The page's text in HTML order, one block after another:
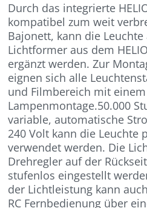
Durch das integrierte
kompatibel zum weit
Bajonett, kann die
Lichtformer aus dem
ergänzt werden. Zur
eignen sich alle
und Filmbereich mit
Lampenmontage.50.000
variable, automatische
240 Volt kann die Leuchte
verwendet werden. Die
Drehregler auf der
stufenlos eingestellt
der Lichtleistung kann
RC Fernbedienung über